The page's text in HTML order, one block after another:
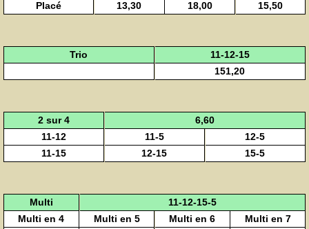
Placé 13,30 18,00 15,50
Trio
11-12-15
151,20
2 sur 4
6,60
11-12
11-5
12-5
11-15
12-15 15-5
Multi
11-12-15-5
Multi en 4
Multi en 5 Multi en 6
Multi en 7